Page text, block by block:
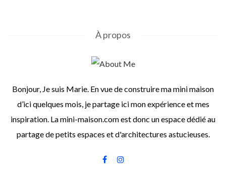
À propos
Bonjour, Je suis Marie. En vue de construire ma mini maison
d’ici quelques mois, je partage ici mon expérience et mes
inspiration. La mini-maison.com est donc un espace dédié au
partage de petits espaces et d'architectures astucieuses.